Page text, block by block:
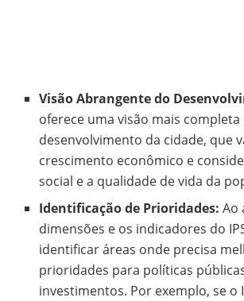
Visão Abrangente do
oferece uma visão mais completa
desenvolvimento da cidade, que
crescimento econômico e
social e a qualidade de vida da
Identificação de Prioridades: Ao
dimensões e os indicadores do
identificar áreas onde precisa
prioridades para políticas
investimentos. Por exemplo, se o